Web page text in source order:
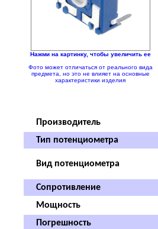
Нажми на картинку, чтобы увеличить ее
Фото может отличаться от реального вида
предмета, но это не влияет на основные
характеристики изделия
Производитель
Тип потенциометра
Вид потенциометра
Сопротивление
Мощность
Погрешность